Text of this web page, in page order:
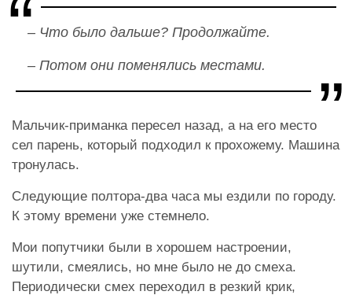
– Что было дальше? Продолжайте.
– Потом они поменялись местами.
Мальчик-приманка пересел назад, а на его место
сел парень, который подходил к прохожему. Машина
тронулась.
Следующие полтора-два часа мы ездили по городу.
К этому времени уже стемнело.
Мои попутчики были в хорошем настроении,
шутили, смеялись, но мне было не до смеха.
Периодически смех переходил в резкий крик,